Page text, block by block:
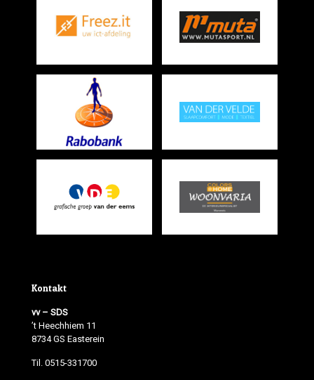
Kontakt
vv – SDS
’t Heechhiem 11
8734 GS Easterein
Til. 0515-331700